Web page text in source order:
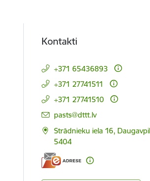
Kontakti
+371 65436893
+371 27741511
+371 27741510
E-pasts:
pasts@dttt.lv
Strādnieku iela 16,
5404